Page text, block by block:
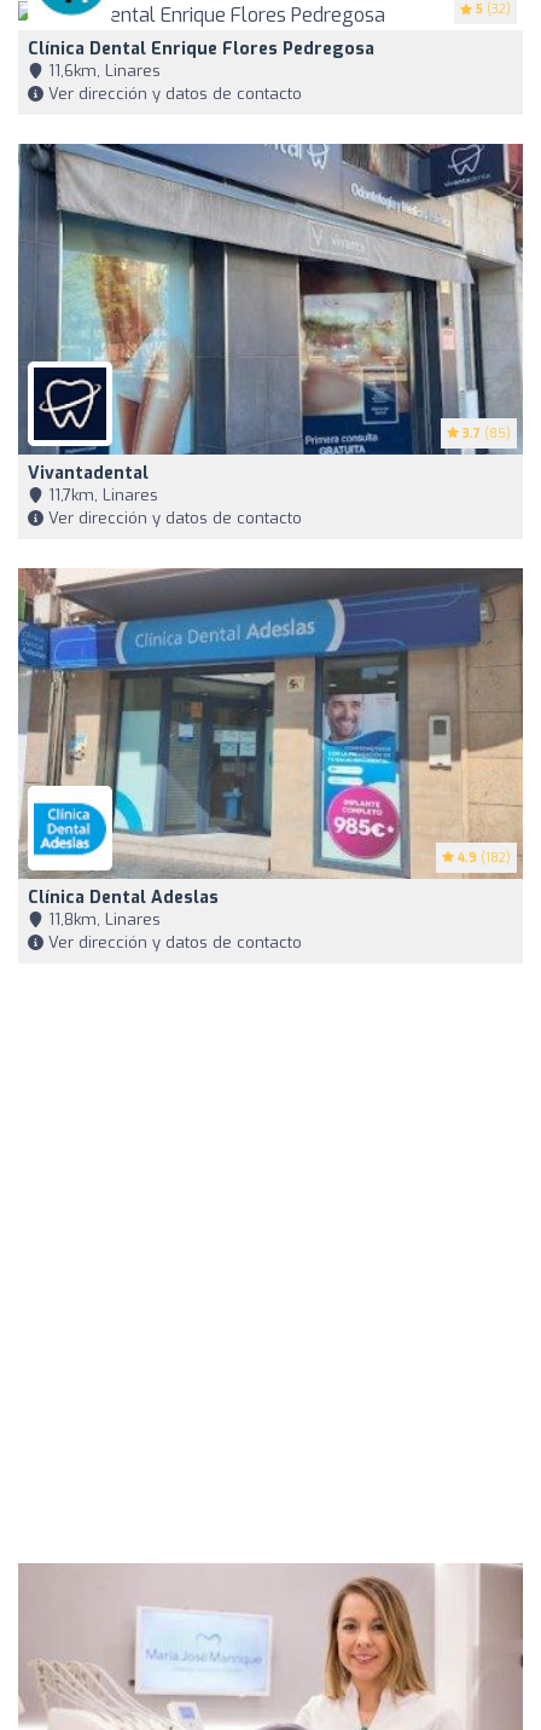
5 (32)
Clínica Dental Enrique Flores Pedregosa
11,6km, Linares
Ver dirección y datos de contacto
3.7 (85)
Vivantadental
11,7km, Linares
Ver dirección y datos de contacto
4.9 (182)
Clínica Dental Adeslas
11,8km, Linares
Ver dirección y datos de contacto